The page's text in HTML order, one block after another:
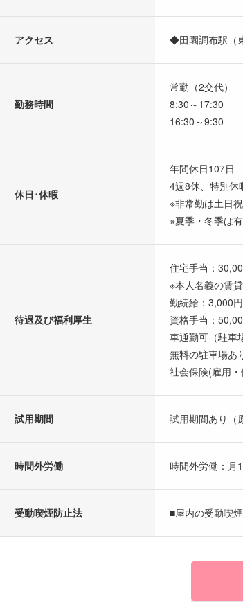
アクセス ◆田園調布駅（
勤務時間
常勤（2交代）
8:30～17:30
16:30～9:30
休日･休暇
年間休日107日
4週8休、特別休
※非常勤は土日
※夏季・冬季は
待遇及び福利厚生
住宅手当：
※本人名義の賃
勤続給：3,000円
資格手当：
車通勤可（駐車
無料の駐車場あ
社会保険(雇用
試用期間 試用期間あり（
時間外労働 時間外労働：月
受動喫煙防止法 ■屋内の受動喫